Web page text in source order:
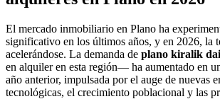
El mercado inmobiliario en Plano ha
significativo en los últimos años, y en 2026, la
acelerándose. La demanda de plano kiralik
en alquiler en esta región— ha aumentado en
año anterior, impulsada por el auge de nuevas
tecnológicas, el crecimiento poblacional y las